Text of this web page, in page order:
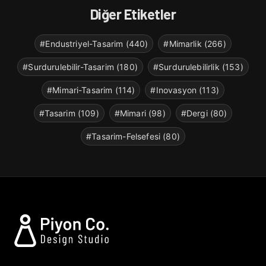
Diğer Etiketler
#Endustriyel-Tasarim (440) #Mimarlik (266)
#Surdurulebilir-Tasarim (180) #Surdurulebilirlik (153)
#Mimari-Tasarim (114) #Inovasyon (113)
#Tasarim (109) #Mimari (98) #Dergi (80)
#Tasarim-Felsefesi (80)